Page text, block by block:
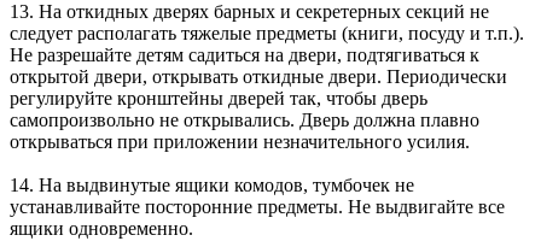
13. На откидных дверях барных и секретерных секций не
следует располагать тяжелые предметы (книги, посуду и т.п.).
Не разрешайте детям садиться на двери, подтягиваться к
открытой двери, открывать откидные двери. Периодически
регулируйте кронштейны дверей так, чтобы дверь
самопроизвольно не открывались. Дверь должна плавно
открываться при приложении незначительного усилия.
14. На выдвинутые ящики комодов, тумбочек не
устанавливайте посторонние предметы. Не выдвигайте все
ящики одновременно.